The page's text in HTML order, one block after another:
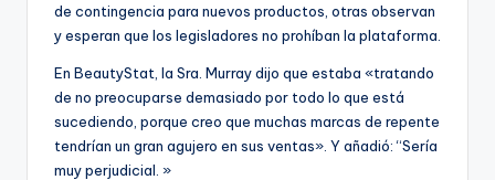
de contingencia para nuevos productos, otras observan
y esperan que los legisladores no prohíban la plataforma.
En BeautyStat, la Sra. Murray dijo que estaba «tratando
de no preocuparse demasiado por todo lo que está
sucediendo, porque creo que muchas marcas de repente
tendrían un gran agujero en sus ventas». Y añadió: “Sería
muy perjudicial. »